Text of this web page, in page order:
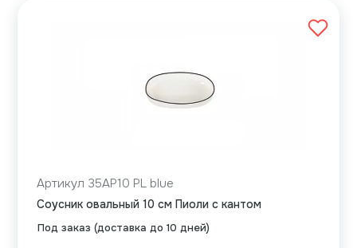
Под заказ (доставка до 10 дней)
Артикул 35AP10 PL blue
Соусник овальный 10 см Пиоли с кантом